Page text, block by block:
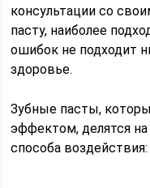
консультации со
пасту, наиболее
ошибок не подходит
здоровье.
Зубные пасты,
эффектом, делятся
способа воздействия: